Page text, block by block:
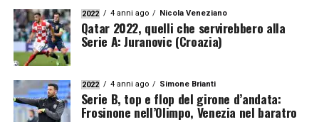
2022 4 anni ago Nicola Veneziano
Qatar 2022, quelli che servirebbero alla
Serie A: Juranovic (Croazia)
2022 4 anni ago Simone Brianti
Serie B, top e flop del girone d’andata:
Frosinone nell’Olimpo, Venezia nel baratro